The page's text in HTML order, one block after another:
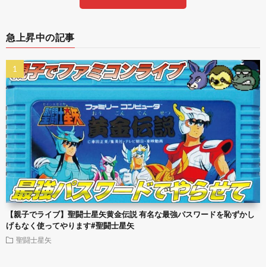
急上昇中の記事
【親子でライブ】聖闘士星矢黄金伝説 有名な最強パスワードを恥ずかし
げもなく使ってやります#聖闘士星矢
聖闘士星矢